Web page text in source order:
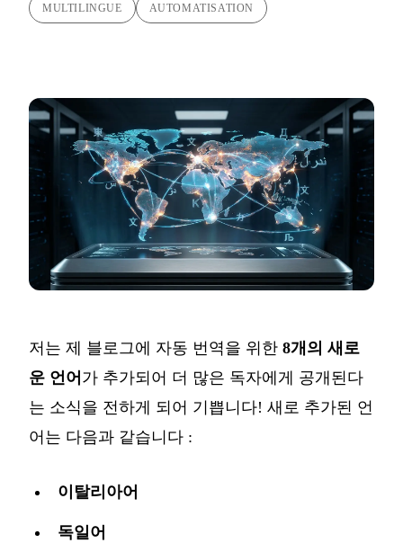
MULTILINGUE AUTOMATISATION
저는 제 블로그에 자동 번역을 위한 8개의 새로
운 언어 가 추가되어 더 많은 독자에게 공개된다
는 소식을 전하게 되어 기쁩니다! 새로 추가된 언
어는 다음과 같습니다 :
이탈리아어
독일어